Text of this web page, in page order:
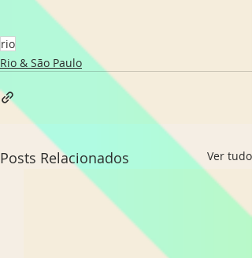
rio
Rio & São Paulo
Posts Relacionados Ver tudo